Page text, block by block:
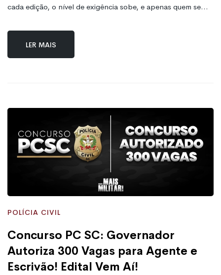
cada edição, o nível de exigência sobe, e apenas quem se
Ler mais
POLÍCIA CIVIL
Concurso PC SC: Governador
Autoriza 300 Vagas para Agente e
Escrivão! Edital Vem Aí!